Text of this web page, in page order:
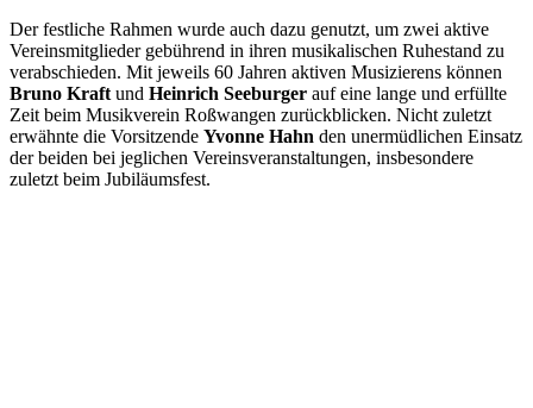
Der festliche Rahmen wurde auch dazu genutzt, um zwei aktive
Vereinsmitglieder gebührend in ihren musikalischen Ruhestand zu
verabschieden. Mit jeweils 60 Jahren aktiven Musizierens können
Bruno Kraft und Heinrich Seeburger auf eine lange und erfüllte
Zeit beim Musikverein Roßwangen zurückblicken. Nicht zuletzt
erwähnte die Vorsitzende Yvonne Hahn den unermüdlichen Einsatz
der beiden bei jeglichen Vereinsveranstaltungen, insbesondere
zuletzt beim Jubiläumsfest.